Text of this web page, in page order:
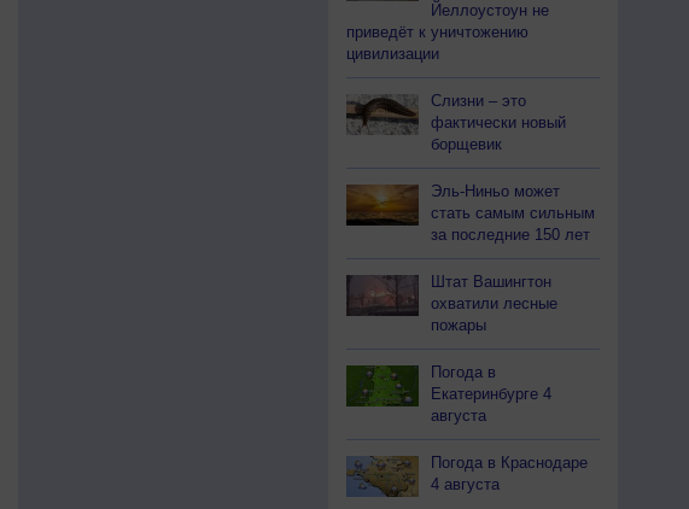
Йеллоустоун не
приведёт к уничтожению
цивилизации
Слизни – это
фактически новый
борщевик
Эль-Ниньо может
стать самым сильным
за последние 150 лет
Штат Вашингтон
охватили лесные
пожары
Погода в
Екатеринбурге 4
августа
Погода в Краснодаре
4 августа